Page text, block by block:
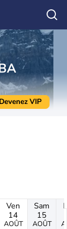
Devenez VIP
Ven
14
AOÛT
Sam
15
AOÛT